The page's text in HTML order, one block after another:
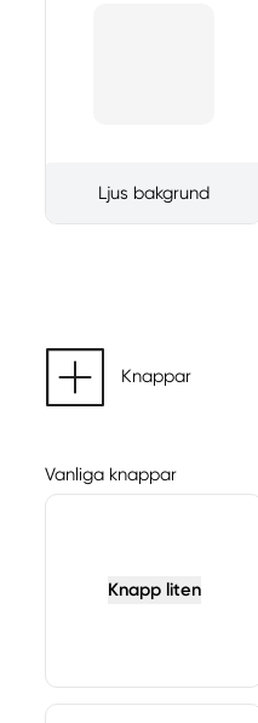
Ljus bakgrund
Knappar
Vanliga knappar
Knapp liten